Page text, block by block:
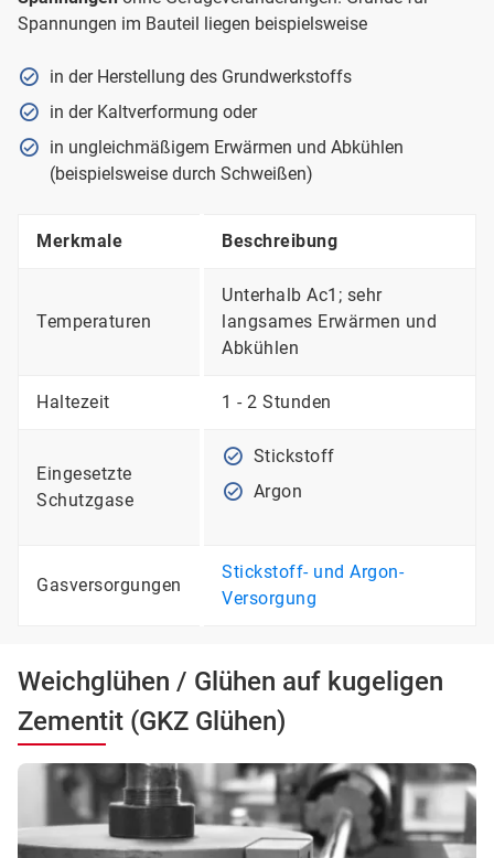
Spannungen im Bauteil liegen beispielsweise
in der Herstellung des Grundwerkstoffs
in der Kaltverformung oder
in ungleichmäßigem Erwärmen und Abkühlen
(beispielsweise durch Schweißen)
Merkmale Beschreibung
Temperaturen
Unterhalb Ac1; sehr
langsames Erwärmen und
Abkühlen
Haltezeit 1 - 2 Stunden
Eingesetzte
Schutzgase
Stickstoff
Argon
Gasversorgungen
Stickstoff- und Argon-
Versorgung
Weichglühen / Glühen auf kugeligen
Zementit (GKZ Glühen)